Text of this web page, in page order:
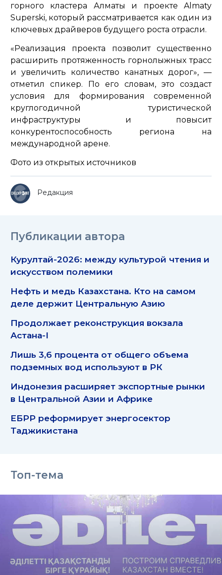
горного кластера Алматы и проекте Almaty
Superski, который рассматривается как один из
ключевых драйверов будущего роста отрасли.
«Реализация проекта позволит существенно
расширить протяженность горнолыжных трасс
и увеличить количество канатных дорог», —
отметил спикер. По его словам, это создаст
условия для формирования современной
круглогодичной туристической
инфраструктуры и повысит
конкурентоспособность региона на
международной арене.
Фото из открытых источников
Редакция
Публикации автора
Курултай-2026: между культурой чтения и
искусством полемики
Нефть и медь Казахстана. Кто на самом
деле держит Центральную Азию
Продолжает реконструкция вокзала
Астана-I
Лишь 3,6 процента от общего объема
подземных вод используют в РК
Индонезия расширяет экспортные рынки
в Центральной Азии и Африке
ЕБРР реформирует энергосектор
Таджикистана
Топ-тема